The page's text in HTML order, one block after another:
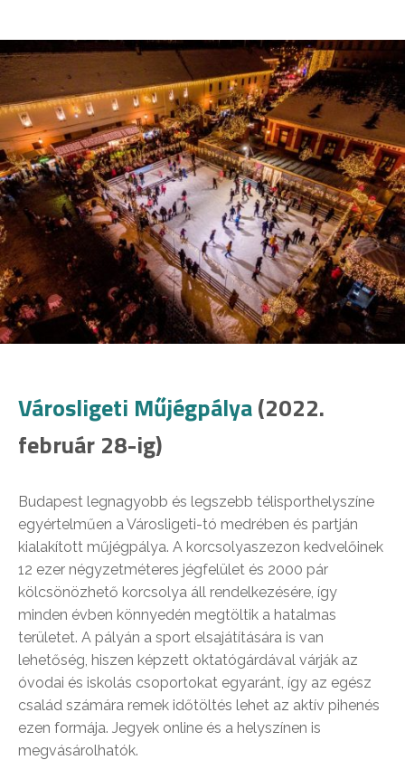
Városligeti Műjégpálya(2022.
február 28-ig)
Budapest legnagyobb és legszebb télisporthelyszíne
egyértelműen a Városligeti-tó medrében és partján
kialakított műjégpálya. A korcsolyaszezon kedvelőinek
12 ezer négyzetméteres jégfelület és 2000 pár
kölcsönözhető korcsolya áll rendelkezésére, így
minden évben könnyedén megtöltik a hatalmas
területet. A pályán a sport elsajátítására is van
lehetőség, hiszen képzett oktatógárdával várják az
óvodai és iskolás csoportokat egyaránt, így az egész
család számára remek időtöltés lehet az aktív pihenés
ezen formája. Jegyek online és a helyszínen is
megvásárolhatók.